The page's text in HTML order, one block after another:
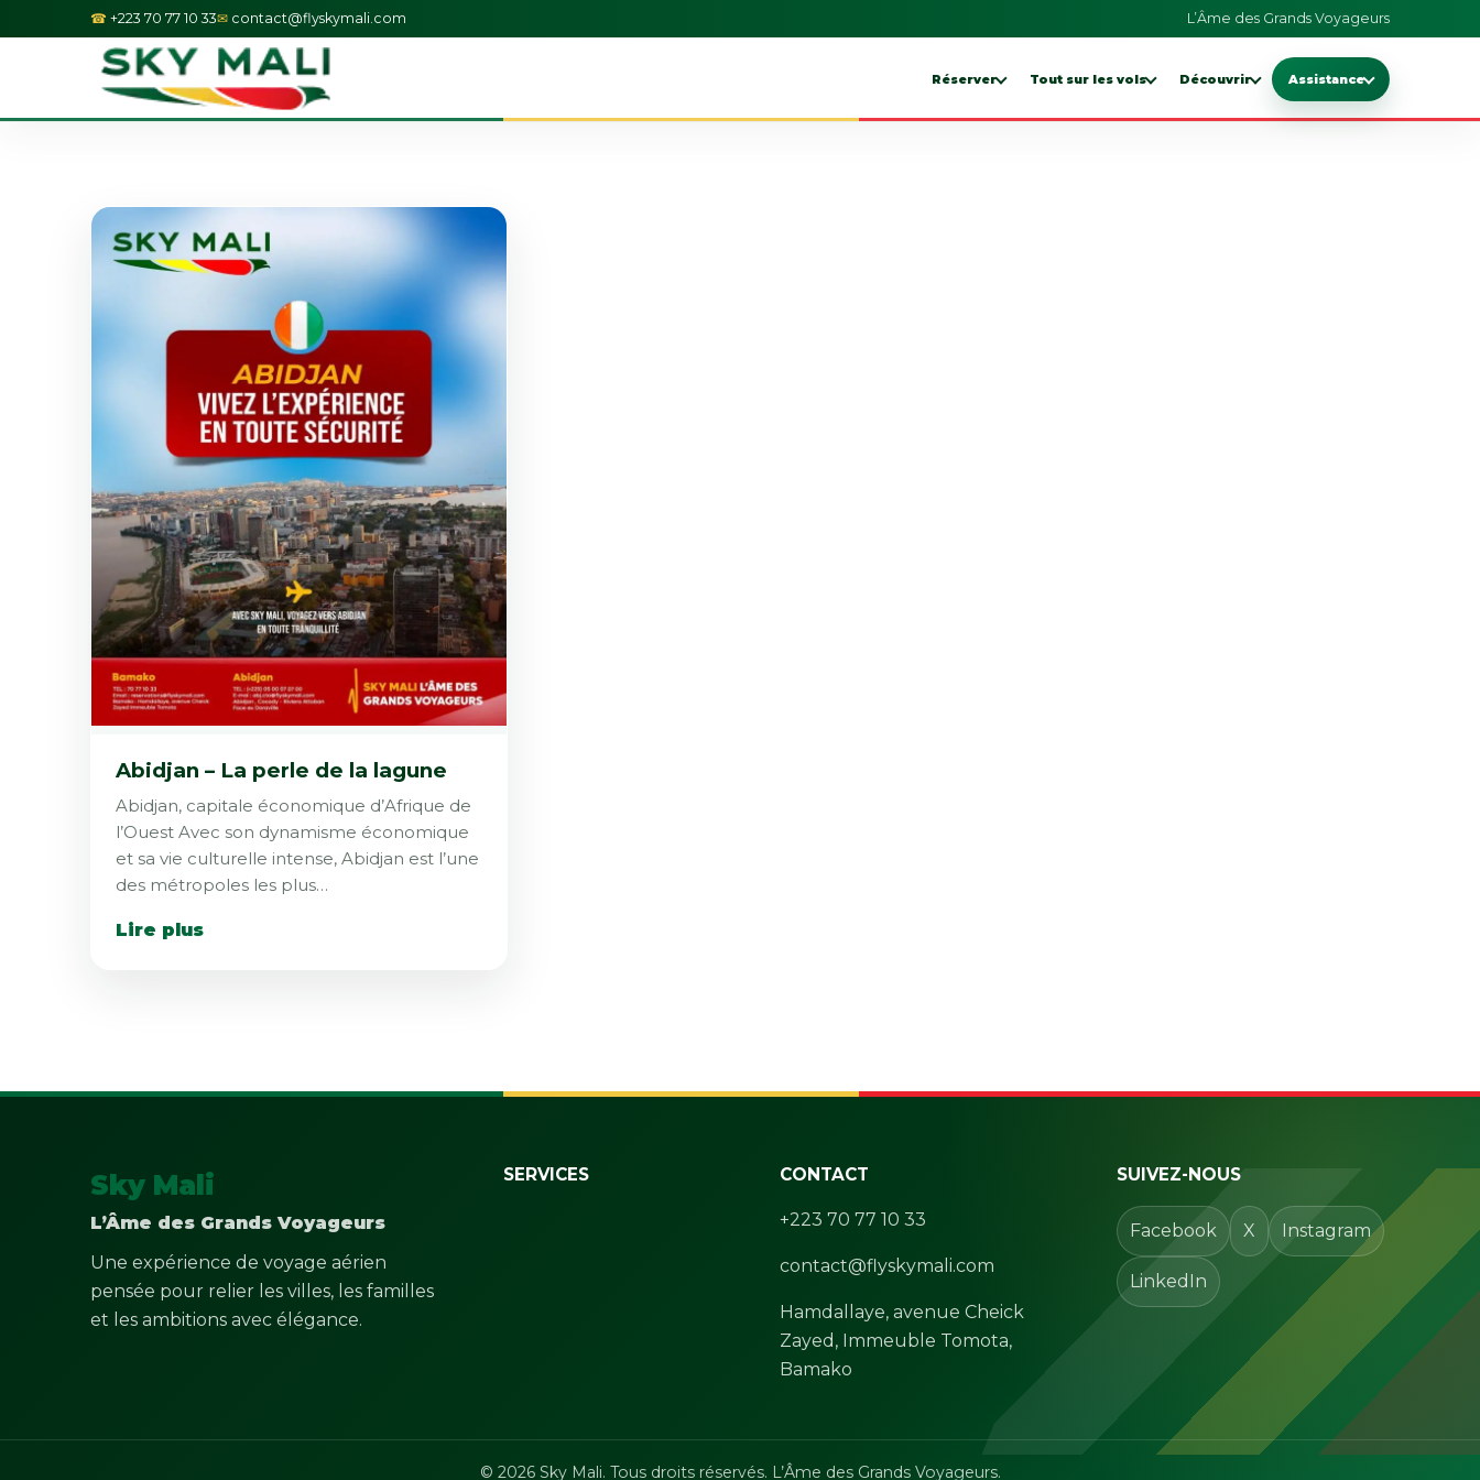
+223 70 77 10 33 contact@flyskymali.com L’Âme des Grands Voyageurs
Réserver Tout sur les vols Découvrir Assistance
Abidjan – La perle de la lagune
Abidjan, capitale économique d’Afrique de
l’Ouest Avec son dynamisme économique
et sa vie culturelle intense, Abidjan est l’une
des métropoles les plus…
Lire plus
Sky Mali
L’Âme des Grands Voyageurs
Une expérience de voyage aérien
pensée pour relier les villes, les familles
et les ambitions avec élégance.
SERVICES CONTACT
+223 70 77 10 33
contact@flyskymali.com
Hamdallaye, avenue Cheick
Zayed, Immeuble Tomota,
Bamako
SUIVEZ-NOUS
Facebook X Instagram
LinkedIn
© 2026 Sky Mali. Tous droits réservés. L’Âme des Grands Voyageurs.